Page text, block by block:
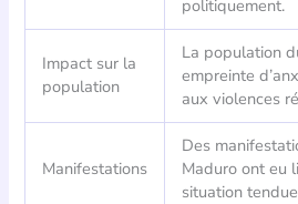
politiquement.
Impact sur la
population
La population
empreinte
aux violences
Manifestations
Des
Maduro ont eu
situation